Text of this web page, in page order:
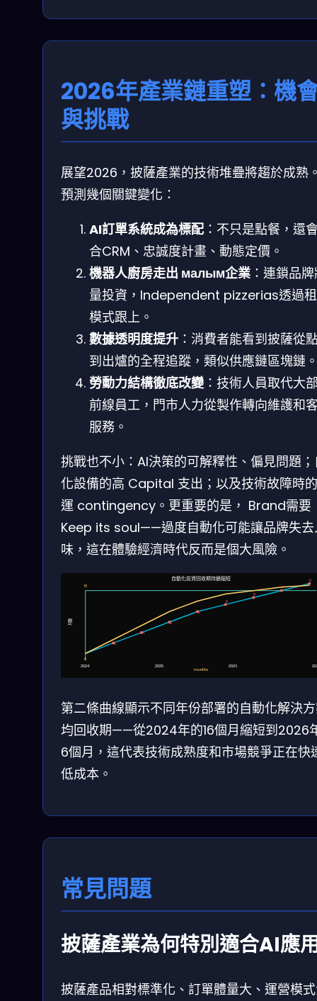
2026年產業鏈重塑：機
與挑戰
展望2026，披薩產業的技術堆疊將趨於成熟
預測幾個關鍵變化：
AI訂單系統成為標配 ：不只是點餐，還
合CRM、忠誠度計畫、動態定價。
機器人廚房走出 малым企業 ：連鎖品
量投資，Independent pizzerias透過
模式跟上。
數據透明度提升 ：消費者能看到披薩從
到出爐的全程追蹤，類似供應鏈區塊鏈
勞動力結構徹底改變 ：技術人員取代大
前線員工，門市人力從製作轉向維護和
服務。
挑戰也不小：AI決策的可解釋性、偏見問題
化設備的高 Capital 支出；以及技術故障時
運 contingency。更重要的是， Brand需要
Keep its soul——過度自動化可能讓品牌失去
味，這在體驗經濟時代反而是個大風險。
2024 2025 2026
18
0
月數
自動化投資回收期持續縮短
months
16
14
12
10
9
8
7
6
第二條曲線顯示不同年份部署的自動化解決
均回收期——從2024年的16個月縮短到2026
6個月，這代表技術成熟度和市場競爭正在快
低成本。
常見問題
披薩產業為何特別適合AI應
披薩產品相對標準化、訂單體量大、運營模